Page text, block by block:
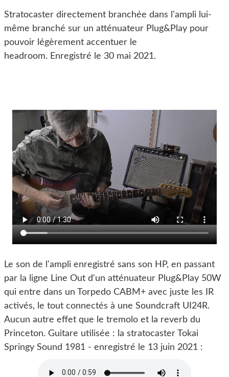
Stratocaster directement branchée dans l'ampli lui-
même branché sur un atténuateur Plug&Play pour
pouvoir légèrement accentuer le
headroom. Enregistré le 30 mai 2021.
Le son de l'ampli enregistré sans son HP, en passant
par la ligne Line Out d'un atténuateur Plug&Play 50W
qui entre dans un Torpedo CABM+ avec juste les IR
activés, le tout connectés à une Soundcraft UI24R.
Aucun autre effet que le tremolo et la reverb du
Princeton. Guitare utilisée : la stratocaster Tokai
Springy Sound 1981 - enregistré le 13 juin 2021 :